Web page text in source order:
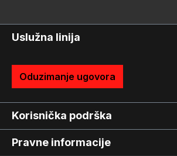
Uslužna linija
Oduzimanje ugovora
Korisnička podrška
Pravne informacije